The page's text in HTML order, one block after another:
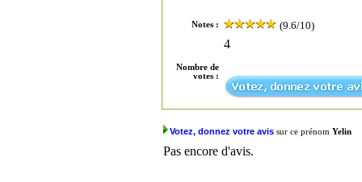
Notes : (9.6/10)
Nombre de
votes :
4
Votez, donnez votre avissur ce prénom Yelin
Pas encore d'avis.